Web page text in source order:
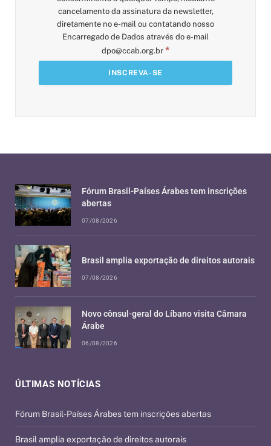
cancelamento da assinatura da newsletter,
diretamente no e-mail ou contatando nosso
Encarregado de Dados através do e-mail
dpo@ccab.org.br *
ÚLTIMAS NOTÍCIAS
Fórum Brasil-Países Árabes tem inscrições abertas
Brasil amplia exportação de direitos autorais
Fórum Brasil-Países Árabes tem inscrições
abertas
07/08/2026
Brasil amplia exportação de direitos autorais
07/08/2026
Novo cônsul-geral do Líbano visita Câmara
Árabe
06/08/2026